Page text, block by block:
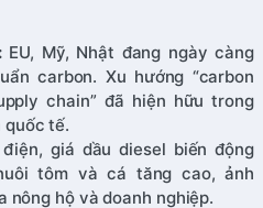
EU, Mỹ, Nhật đang ngày càng
carbon. Xu hướng “carbon
chain” đã hiện hữu trong
quốc tế.
giá dầu diesel biến động
tôm và cá tăng cao, ảnh
nông hộ và doanh nghiệp.